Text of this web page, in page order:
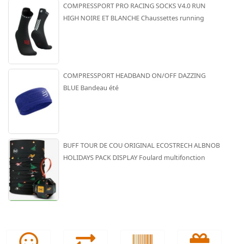
COMPRESSPORT PRO RACING SOCKS V4.0 RUN
HIGH NOIRE ET BLANCHE Chaussettes running
COMPRESSPORT HEADBAND ON/OFF DAZZING
BLUE Bandeau été
BUFF TOUR DE COU ORIGINAL ECOSTRECH ALBNOB
HOLIDAYS PACK DISPLAY Foulard multifonction